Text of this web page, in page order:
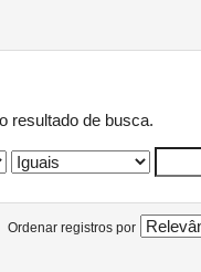
resultado de busca.
Ordenar registros por